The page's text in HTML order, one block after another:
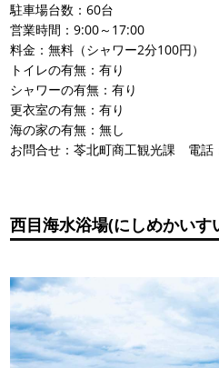
駐車場台数：60台
営業時間：9:00～17:00
料金：無料（シャワー2分100円）
トイレの有無：有り
シャワーの有無：有り
更衣室の有無：有り
海の家の有無：無し
お問合せ：苓北町商工観光課 電話
西目海水浴場(にしめかいす